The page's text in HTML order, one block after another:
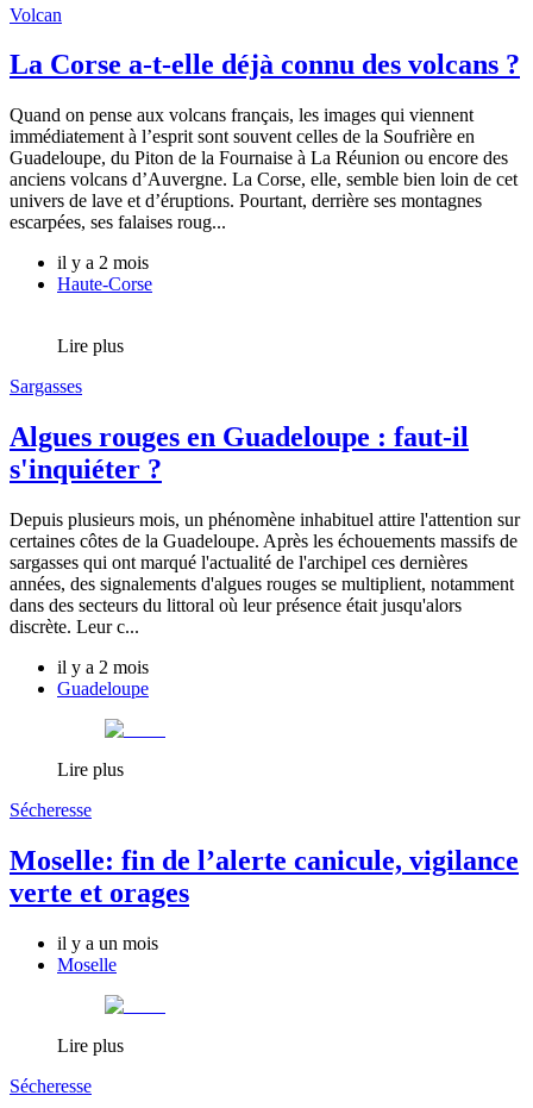
Volcan
La Corse a-t-elle déjà connu des volcans ?
Quand on pense aux volcans français, les images qui viennent
immédiatement à l’esprit sont souvent celles de la Soufrière en
Guadeloupe, du Piton de la Fournaise à La Réunion ou encore des
anciens volcans d’Auvergne. La Corse, elle, semble bien loin de cet
univers de lave et d’éruptions. Pourtant, derrière ses montagnes
escarpées, ses falaises roug...
il y a 2 mois
Haute-Corse
Lire plus
Sargasses
Algues rouges en Guadeloupe : faut-il
s'inquiéter ?
Depuis plusieurs mois, un phénomène inhabituel attire l'attention sur
certaines côtes de la Guadeloupe. Après les échouements massifs de
sargasses qui ont marqué l'actualité de l'archipel ces dernières
années, des signalements d'algues rouges se multiplient, notamment
dans des secteurs du littoral où leur présence était jusqu'alors
discrète. Leur c...
il y a 2 mois
Guadeloupe
Lire plus
Sécheresse
Moselle: fin de l’alerte canicule, vigilance
verte et orages
il y a un mois
Moselle
Lire plus
Sécheresse